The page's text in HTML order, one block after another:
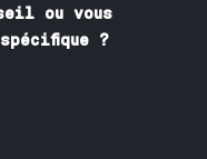
ou vous
?